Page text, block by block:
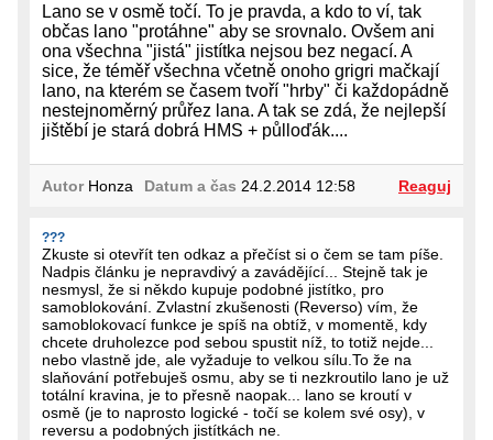
Lano se v osmě točí. To je pravda, a kdo to ví, tak
občas lano "protáhne" aby se srovnalo. Ovšem ani
ona všechna "jistá" jistítka nejsou bez negací. A
sice, že téměř všechna včetně onoho grigri mačkají
lano, na kterém se časem tvoří "hrby" či každopádně
nestejnoměrný průřez lana. A tak se zdá, že nejlepší
jištěbí je stará dobrá HMS + půlloďák....
AutorHonza Datum a čas 24.2.2014 12:58 Reaguj
???
Zkuste si otevřít ten odkaz a přečíst si o čem se tam píše.
Nadpis článku je nepravdivý a zavádějící... Stejně tak je
nesmysl, že si někdo kupuje podobné jistítko, pro
samoblokování. Zvlastní zkušenosti (Reverso) vím, že
samoblokovací funkce je spíš na obtíž, v momentě, kdy
chcete druholezce pod sebou spustit níž, to totiž nejde...
nebo vlastně jde, ale vyžaduje to velkou sílu.To že na
slaňování potřebuješ osmu, aby se ti nezkroutilo lano je už
totální kravina, je to přesně naopak... lano se kroutí v
osmě (je to naprosto logické - točí se kolem své osy), v
reversu a podobných jistítkách ne.